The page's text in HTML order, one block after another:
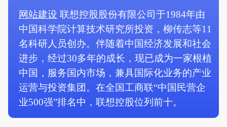
网站建设 联想控股股份有限公司于1984年由
中国科学院计算技术研究所投资，柳传志等11
名科研人员创办。伴随着中国经济发展和社会
进步，经过30多年的成长，现已成为一家根植
中国，服务国内市场，兼具国际化业务的产业
运营与投资集团。在全国工商联“中国民营企
业500强”排名中，联想控股位列前十。